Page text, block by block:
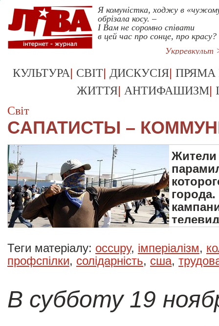
Я комуністка, ходжу в
обрізала косу. –
І Вам не соромно співати
в цей час про сонце, про красу?
Укрревкульт
КУЛЬТУРА| СВІТ| ДИСКУСІЯ| ПРЯМА
ЖИТТЯ| АНТИФАШИЗМ|
Світ
CАПАТИСТЫ –
Жители
Теги матеріалу: occupy, імперіалізм,
профспілки, солідарність, сша,
В субботу 19